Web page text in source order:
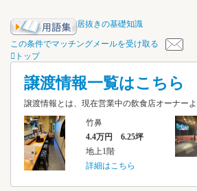
居抜きの基礎知識
この条件でマッチングメールを受け取る
トップ
譲渡情報一覧はこちら
譲渡情報とは、現在営業中の飲食店オーナ
竹鼻
4.4万円 6.25坪
地上1階
詳細はこちら